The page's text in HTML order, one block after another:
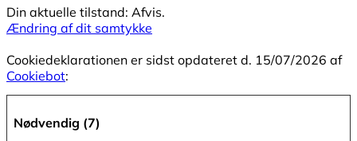
Din aktuelle tilstand: Afvis.
Ændring af dit samtykke
Cookiedeklarationen er sidst opdateret d. 15/07/2026 af
Cookiebot:
Nødvendig (7)